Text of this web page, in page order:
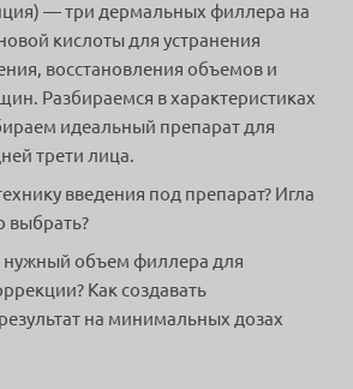
— три дермальных филлера на
кислоты для устранения
восстановления объемов и
Разбираемся в характеристиках
идеальный препарат для
трети лица.
введения под препарат? Игла
выбрать?
нужный объем филлера для
Как создавать
на минимальных дозах